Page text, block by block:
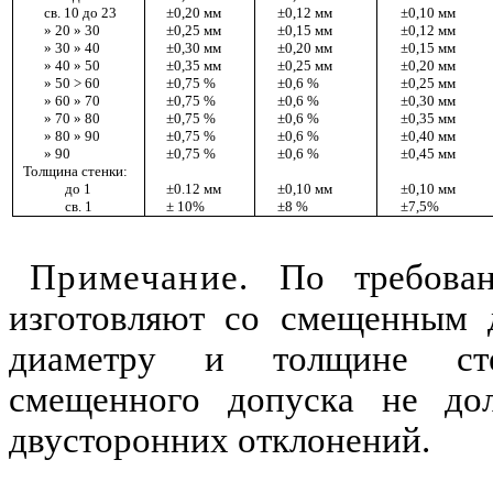
св. 1 0 до 23 ±0,20 мм ±0 12 мм
±0,10 мм
» 20 » 30 ±0 ,25 мм ±0 ,15 мм ±0,12 мм
» 30 » 40 ±0 30 мм ±0 ,20 мм
±0,15 мм
» 40 » 50 ±0 35 мм ±0,25 мм
±0,20 мм
» 50 >60 ±0,75 % ±0,6 % ±0 ,25 мм
» 60 » 70 ±0 ,75 % ±0,6% ±0,30 мм
» 70 » 80 ±0,75 % ±0 ,6 % ±0,35мм
» 80 » 90 ±0,75 % ±0,6 % ±0,40 мм
» 90 ±0,75 % ±0,6 % ±0,45мм
Толщина стенки:
до 1
±0.12 мм ±0,10 мм
±0,10 мм
св. 1
± 10% ±8 % ±7,5%
Примечание. По
изготовляют со смещенным
диаметру и толщине
смещенного допуска не
двусторонних отклонений.